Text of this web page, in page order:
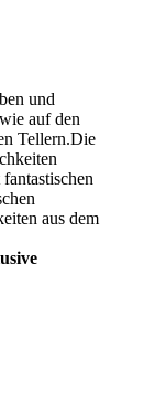
und
auf den
Tellern.Die
aus dem